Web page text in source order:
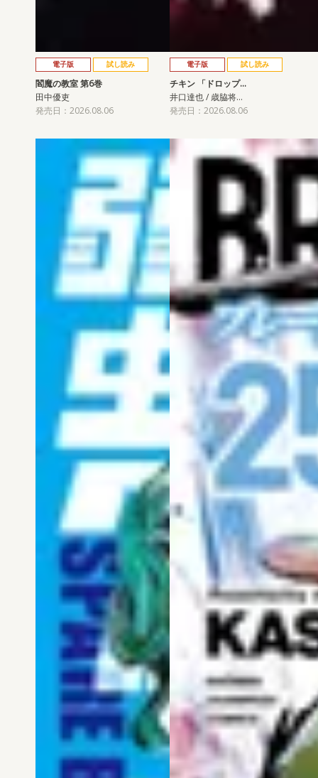
電子版 試し読み
閻魔の教室 第6巻
田中優吏
発売日：2026.08.06
電子版 試し読み
チキン 「ドロップ…
井口達也 / 歳脇将…
発売日：2026.08.06